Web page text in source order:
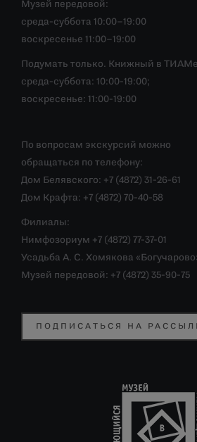
Музей передовой:
среда-суббота 10:00–19:00
воскресенье 11:00–19:00
Подумать только. Книжный в
среда-суббота: 10:00-19:00;
воскресенье: 11:00-19:00
По вопросам экскурсий можно
обращаться по телефону:
Дом Белявского: +7 (4872) 31-26-61
Дом Крафта: +7 (4872) 70-40-58
Филиалы:
Нимфозориум +7 (4872) 77-37-01
Усадьба А. С. Хомякова
Музей передовой: +7 (4872) 35-90-75
ПОДПИСАТЬСЯ НА